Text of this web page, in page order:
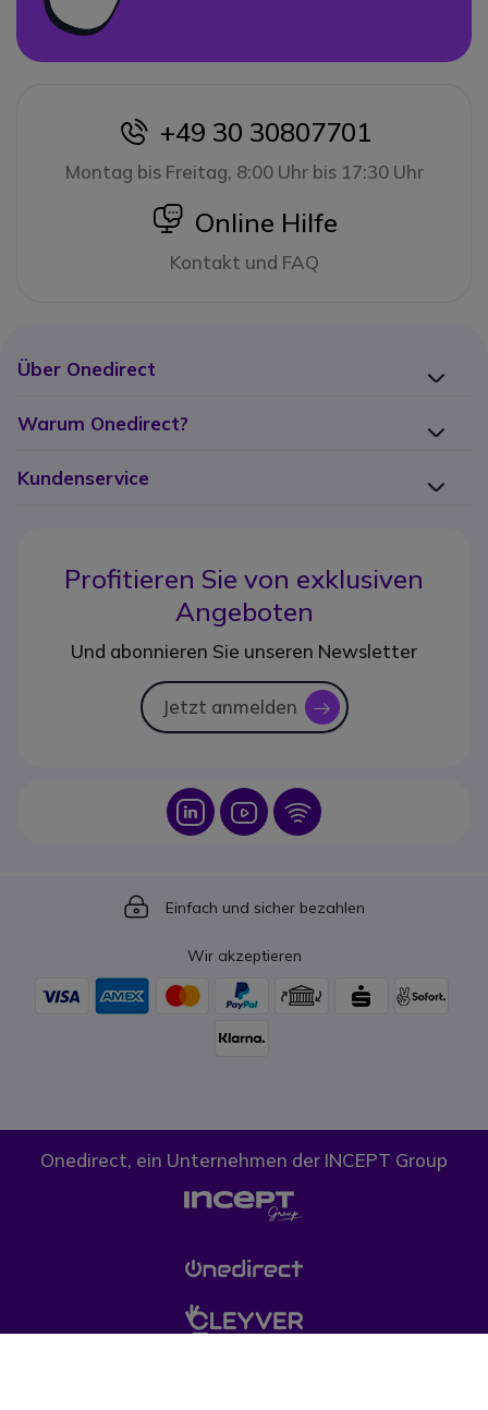
icon
+49 30 30807701
Montag bis Freitag, 8:00 Uhr bis 17:30 Uhr
icon
Online Hilfe
Kontakt und FAQ
Über Onedirect
Warum Onedirect?
Kundenservice
Profitieren Sie von exklusiven
Angeboten
Und abonnieren Sie unseren Newsletter
Jetzt anmelden icon
Icon Icon Icon
Icon
Einfach und sicher bezahlen
Wir akzeptieren
Onedirect, ein Unternehmen der INCEPT Group